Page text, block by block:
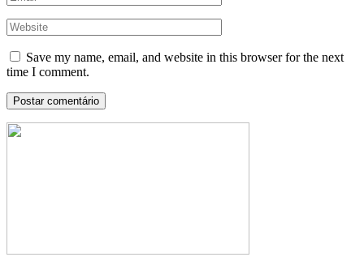
Save my name, email, and website in this browser for the next
time I comment.